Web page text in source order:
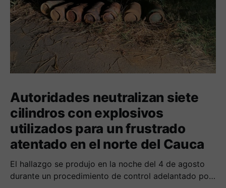
Autoridades neutralizan siete
cilindros con explosivos
utilizados para un frustrado
atentado en el norte del Cauca
El hallazgo se produjo en la noche del 4 de agosto
durante un procedimiento de control adelantado por